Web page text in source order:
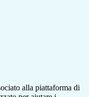
alla piattaforma di